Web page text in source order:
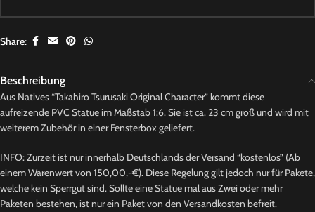
Share:
Beschreibung
Aus Natives “Takahiro Tsurusaki Original Character” kommt diese
aufreizende PVC Statue im Maßstab 1:6. Sie ist ca. 23 cm groß und wird mit
weiterem Zubehör in einer Fensterbox geliefert.
INFO: Zurzeit ist nur innerhalb Deutschlands der Versand “kostenlos” (Ab
einem Warenwert von 150,00,-€). Diese Regelung gilt jedoch nur für Pakete,
welche kein Sperrgut sind. Sollte eine Statue mal aus Zwei oder mehr
Paketen bestehen, ist nur ein Paket von den Versandkosten befreit.